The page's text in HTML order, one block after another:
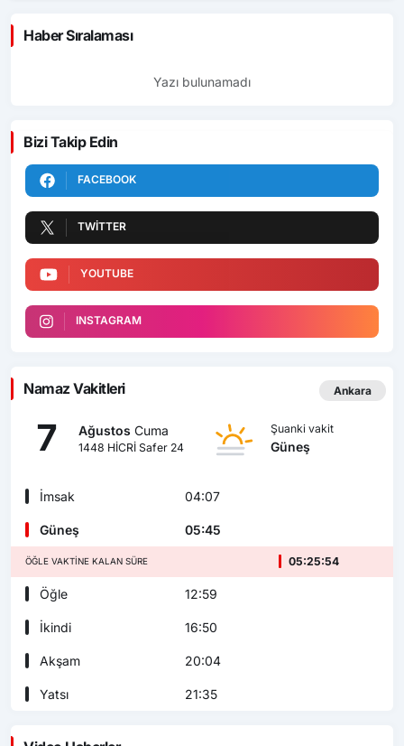
Haber Sıralaması
Yazı bulunamadı
Bizi Takip Edin
FACEBOOK
TWITTER
YOUTUBE
INSTAGRAM
Namaz Vakitleri Ankara
7 Ağustos Cuma
1448 HİCRİ Safer 24
Şuanki vakit
Güneş
İmsak 04:07
Güneş 05:45
ÖĞLE VAKTINE KALAN SÜRE 05:25:52
Öğle 12:59
İkindi 16:50
Akşam 20:04
Yatsı 21:35